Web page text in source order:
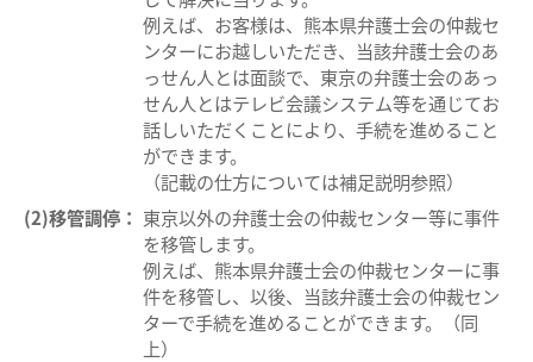
例えば、お客様は、熊本県弁護士会の仲裁セ
ンターにお越しいただき、当該弁護士会のあ
っせん人とは面談で、東京の弁護士会のあっ
せん人とはテレビ会議システム等を通じてお
話しいただくことにより、手続を進めること
ができます。
（記載の仕方については補足説明参照）
(2)移管調停： 東京以外の弁護士会の仲裁センター等に事件
を移管します。
例えば、熊本県弁護士会の仲裁センターに事
件を移管し、以後、当該弁護士会の仲裁セン
ターで手続を進めることができます。（同
上）